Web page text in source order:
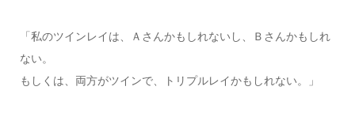
「私のツインレイは、Ａさんかもしれないし、Ｂさんかもしれ
ない。
もしくは、両方がツインで、トリプルレイかもしれない。」